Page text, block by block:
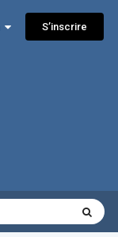
S’inscrire